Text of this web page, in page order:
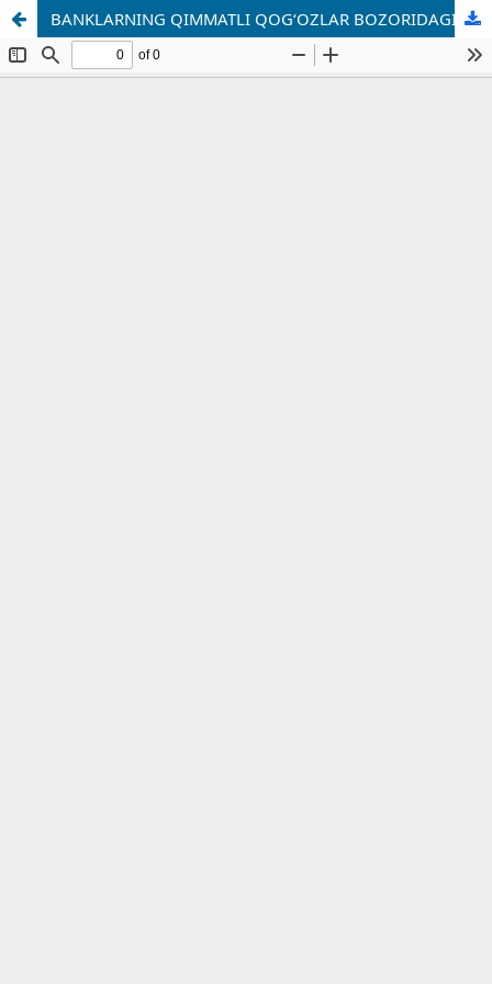
BANKLARNING QIMMATLI QOG‘OZLAR BOZORIDAGI OPERATSIYALARI BILAN BOG‘LIQ MUAMMOLARI VA ULARNING YECHIMLARI